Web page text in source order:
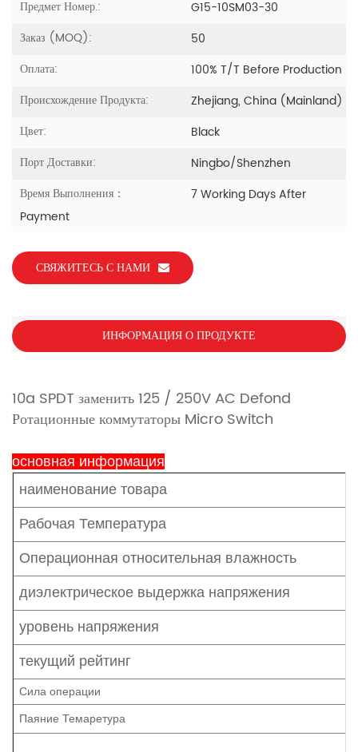
Предмет Номер.:
G15-10SM03-30
Заказ (MOQ):
50
Оплата:
100% T/T Before Production
Происхождение Продукта:
Zhejiang, China (Mainland)
Цвет:
Black
Порт Доставки:
Ningbo/Shenzhen
Время Выполнения：
7 Working Days After
Payment
СВЯЖИТЕСЬ С НАМИ
ИНФОРМАЦИЯ О ПРОДУКТЕ
10a SPDT заменить 125 / 250V AC Defond
Ротационные коммутаторы Micro Switch
основная информация
наименование товара
Рабочая Температура
Операционная относительная влажность
диэлектрическое выдержка напряжения
уровень напряжения
текущий рейтинг
Сила операции
Паяние Темаретура